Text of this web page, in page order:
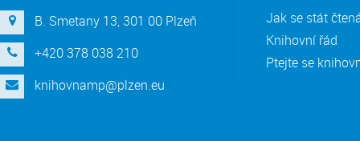
B. Smetany 13, 301 00 Plzeň
+420 378 038 210
knihovnamp@plzen.eu
Jak se stát
Knihovní řád
Ptejte se